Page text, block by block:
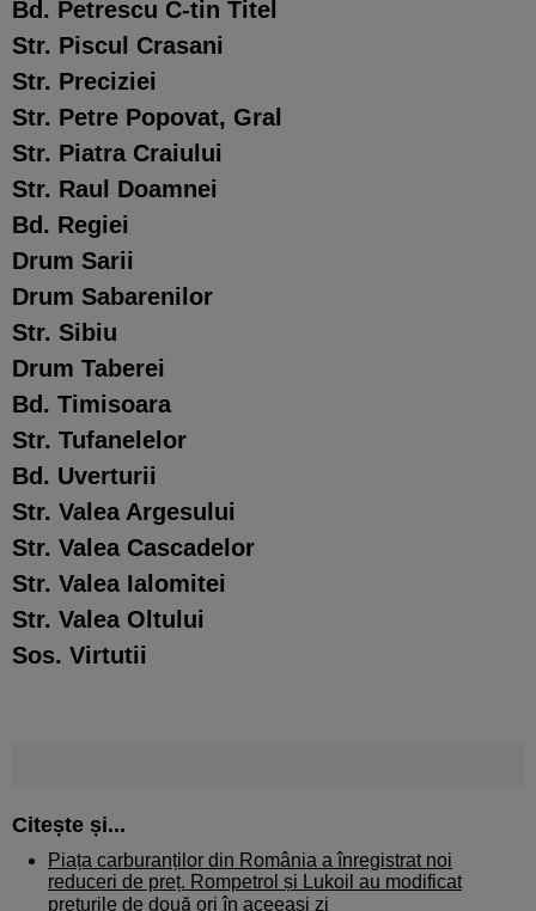
Bd. Petrescu C-tin Titel
Str. Piscul Crasani
Str. Preciziei
Str. Petre Popovat, Gral
Str. Piatra Craiului
Str. Raul Doamnei
Bd. Regiei
Drum Sarii
Drum Sabarenilor
Str. Sibiu
Drum Taberei
Bd. Timisoara
Str. Tufanelelor
Bd. Uverturii
Str. Valea Argesului
Str. Valea Cascadelor
Str. Valea Ialomitei
Str. Valea Oltului
Sos. Virtutii
Citește și...
Piața carburanților din România a înregistrat noi
reduceri de preț. Rompetrol și Lukoil au modificat
prețurile de două ori în aceeași zi